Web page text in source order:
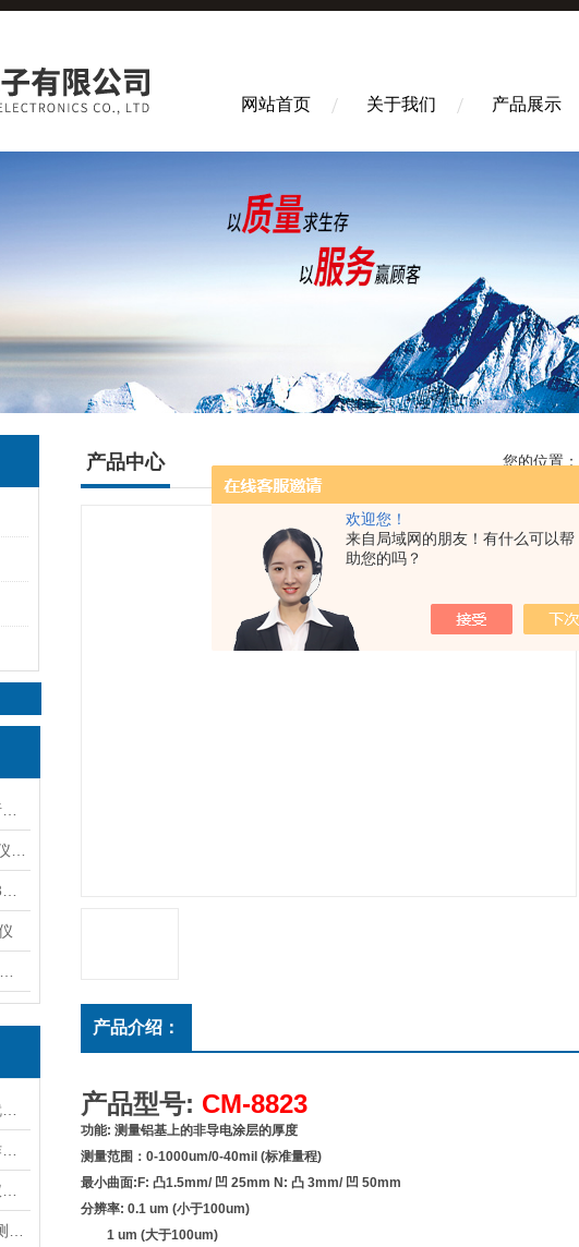
欢迎您！
来自局域网的朋友！有什么可以帮
助您的吗？
网站首页 关于我们 产品展示
产品中心 您的位置：
产品介绍：
产品型号: CM-8823
功能: 测量铝基上的非导电涂层的厚度
测量范围：0-1000um/0-40mil (标准量程)
最小曲面:F: 凸1.5mm/ 凹 25mm N: 凸 3mm/ 凹 50mm
分辨率: 0.1 um (小于100um)
1 um (大于100um)